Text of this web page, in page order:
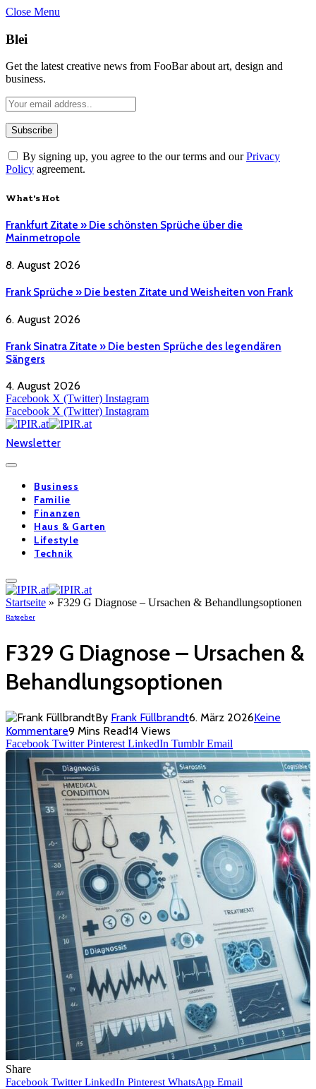
Close Menu
Blei
Get the latest creative news from FooBar about art, design and
business.
By signing up, you agree to the our terms and ourPrivacy
Policy agreement.
What's Hot
Frankfurt Zitate » Die schönsten Sprüche über die
Mainmetropole
8. August 2026
Frank Sprüche » Die besten Zitate und Weisheiten von Frank
6. August 2026
Frank Sinatra Zitate » Die besten Sprüche des legendären
Sängers
4. August 2026
Facebook X (Twitter) Instagram
Facebook X (Twitter) Instagram
Newsletter
Business
Familie
Finanzen
Haus & Garten
Lifestyle
Technik
Startseite » F329 G Diagnose – Ursachen & Behandlungsoptionen
Ratgeber
F329 G Diagnose – Ursachen &
Behandlungsoptionen
By Frank Füllbrandt6. März 2026Keine
Kommentare9 Mins Read14 Views
Facebook Twitter Pinterest LinkedIn Tumblr Email
Share
Facebook Twitter LinkedIn Pinterest WhatsApp Email